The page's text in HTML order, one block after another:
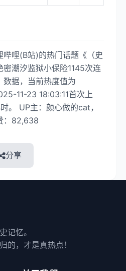
哩(B站)的热门话题《（史
潮汐监狱小保险1145次连
据，当前热度值为
11-23 18:03:11首次上
。 UP主：颜心做的cat，
：82,638
分享
记忆。
的，才是真热点！